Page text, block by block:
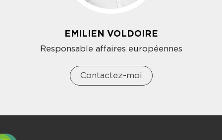
EMILIEN VOLDOIRE
Responsable affaires européennes
Contactez-moi